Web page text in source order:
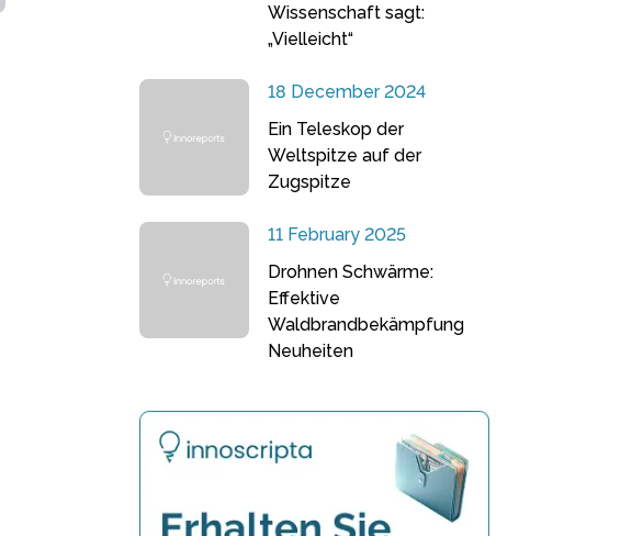
Wissenschaft sagt:
„Vielleicht“
18 December 2024
Ein Teleskop der
Weltspitze auf der
Zugspitze
11 February 2025
Drohnen Schwärme:
Effektive
Waldbrandbekämpfung
Neuheiten